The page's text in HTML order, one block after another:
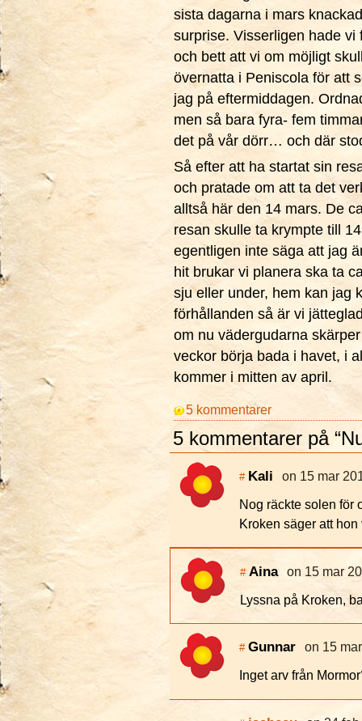
sista dagarna i mars
surprise. Visserligen hade
och bett att vi om möjligt
övernatta i Peniscola för att
jag på eftermiddagen.
men så bara fyra- fem
det på vår dörr… och där
Så efter att ha startat sin
och pratade om att ta det
alltså här den 14 mars. De
resan skulle ta krympte till
egentligen inte säga att jag
hit brukar vi planera ska ta
sju eller under, hem kan jag
förhållanden så är vi
om nu vädergudarna
veckor börja bada i havet, i
kommer i mitten av april.
5 kommentarer
5 kommentarer på
# Kali on 15 mar
Nog räckte solen för
Kroken säger att
# Aina on 15 mar
Lyssna på Kroken,
# Gunnar on 15
Inget arv från